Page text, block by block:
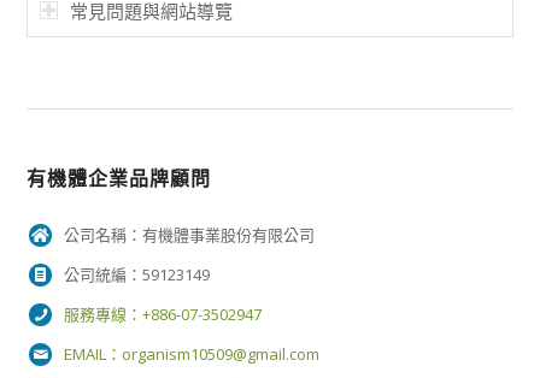
常見問題與網站導覽
有機體企業品牌顧問
公司名稱：有機體事業股份有限公司
公司統編：59123149
服務專線：+886-07-3502947
EMAIL： organism10509@gmail.com